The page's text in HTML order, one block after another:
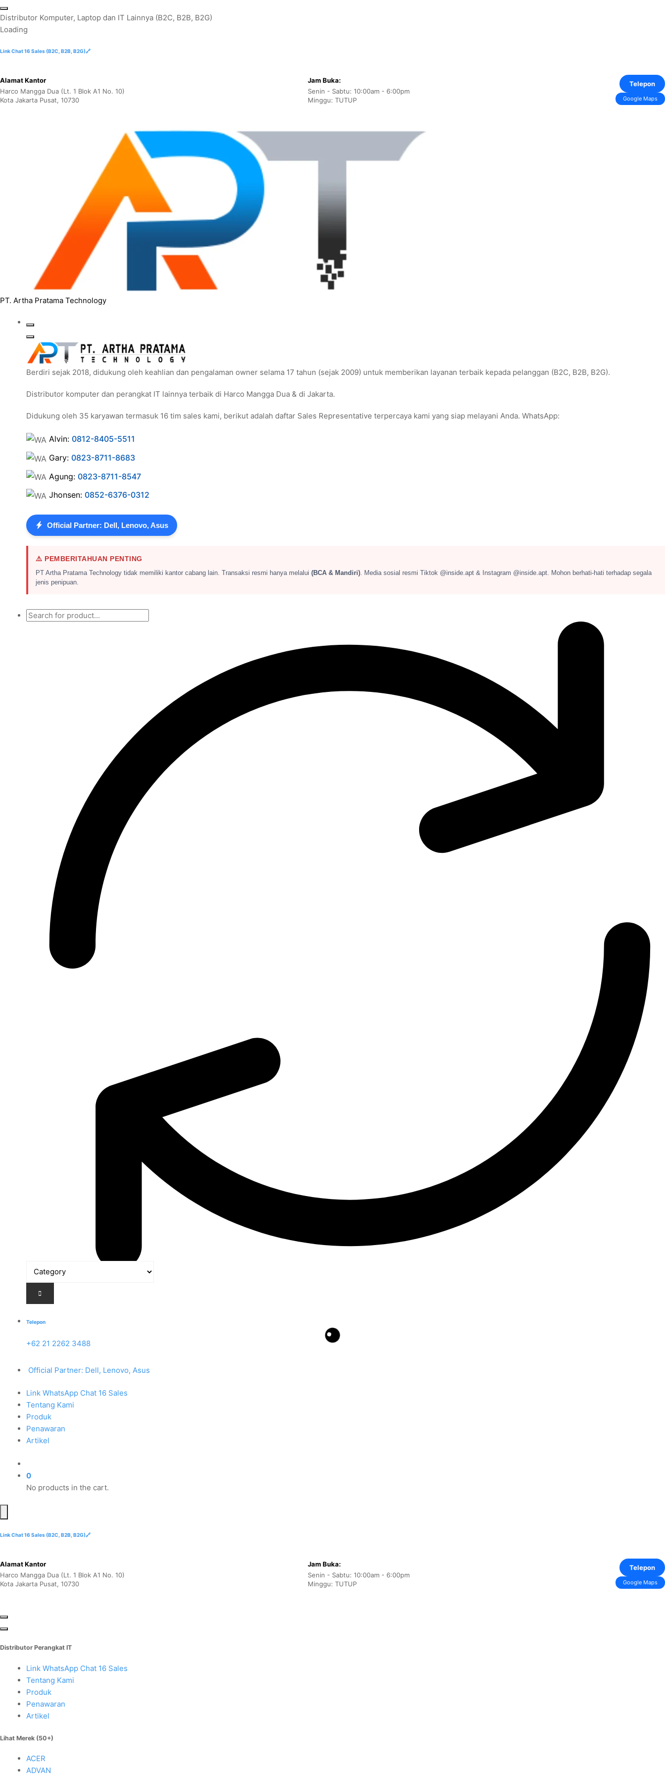
Skip
to
content
Distributor Komputer, Laptop dan IT Lainnya (B2C, B2B, B2G)
Loading
Link Chat 16 Sales (B2C, B2B, B2G)🔗
Alamat Kantor
Harco Mangga Dua (Lt. 1 Blok A1 No. 10)
Kota Jakarta Pusat, 10730
Jam Buka:
Senin - Sabtu: 10:00am - 6:00pm
Minggu: TUTUP
Telepon
Google Maps
PT. Artha Pratama Technology
Berdiri sejak 2018, didukung oleh keahlian dan pengalaman owner selama 17 tahun (sejak 2009) untuk memberikan layanan terbaik kepada pelanggan (B2C, B2B, B2G).
Distributor komputer dan perangkat IT lainnya terbaik di Harco Mangga Dua & di Jakarta.
Didukung oleh 35 karyawan termasuk 16 tim sales kami, berikut adalah daftar Sales Representative terpercaya kami yang siap melayani Anda. WhatsApp:
Alvin: 0812-8405-5511
Gary: 0823-8711-8683
Agung: 0823-8711-8547
Jhonsen: 0852-6376-0312
Official Partner: Dell, Lenovo, Asus
⚠️ PEMBERITAHUAN PENTING
PT Artha Pratama Technology tidak memiliki kantor cabang lain. Transaksi resmi hanya melalui(BCA & Mandiri) . Media sosial resmi Tiktok @inside.apt & Instagram @inside.apt. Mohon berhati-hati terhadap segala
jenis penipuan.
Telepon
+62 21 2262 3488
Official Partner: Dell, Lenovo, Asus
Link WhatsApp Chat 16 Sales
Tentang Kami
Produk
Penawaran
Artikel
0
No products in the cart.
Link Chat 16 Sales (B2C, B2B, B2G)🔗
Alamat Kantor
Harco Mangga Dua (Lt. 1 Blok A1 No. 10)
Kota Jakarta Pusat, 10730
Jam Buka:
Senin - Sabtu: 10:00am - 6:00pm
Minggu: TUTUP
Telepon
Google Maps
Distributor Perangkat IT
Link WhatsApp Chat 16 Sales
Tentang Kami
Produk
Penawaran
Artikel
Lihat Merek (50+)
ACER
ADVAN